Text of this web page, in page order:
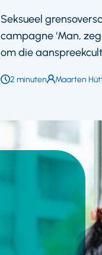
Seksueel
campagne ‘Man,
om die
Leestijd:
2 minuten Auteur:
Maarten